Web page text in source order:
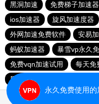
黑洞加速
免费梯子加速
ios加速器
旋风加速度器
外网加速免费软件
安易
蚂蚁加速器
暴雪vp永久
免费vqn加速试用
每天免
黑洞官网
永久免费使用的